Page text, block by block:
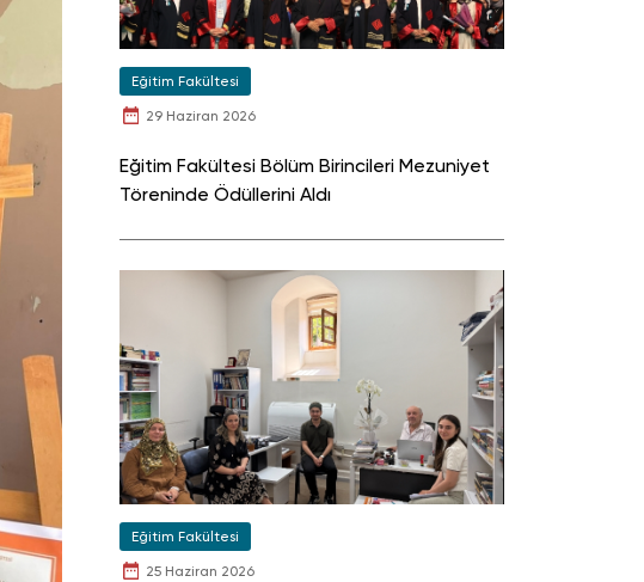
Eğitim Fakültesi
29 Haziran 2026
Eğitim Fakültesi Bölüm Birincileri Mezuniyet
Töreninde Ödüllerini Aldı
Eğitim Fakültesi
25 Haziran 2026